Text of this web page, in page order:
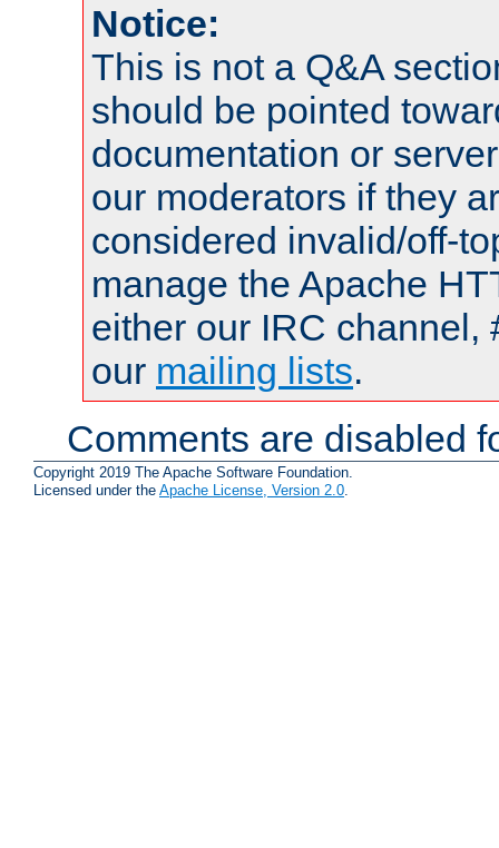
Notice:
This is not a Q&A
should be pointed
documentation or
our moderators if they
considered invalid/off-
manage the Apache
either our IRC channel,
our mailing lists.
Comments are disabled
Copyright 2019 The Apache Software Foundation.
Licensed under the Apache License, Version 2.0.